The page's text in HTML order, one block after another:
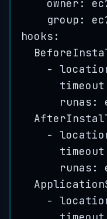
owner :
group :
hooks :
-
timeout
runas :
-
timeout
runas :
-